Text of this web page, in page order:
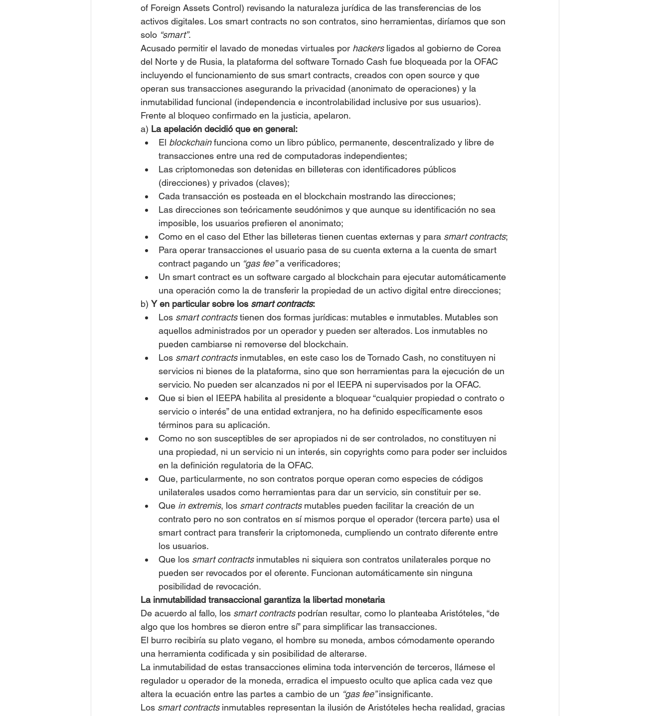
of Foreign Assets Control) revisando la naturaleza jurídica de las transferencias de los
activos digitales. Los smart contracts no son contratos, sino herramientas, diríamos que son
solo “smart”.
Acusado permitir el lavado de monedas virtuales por hackers ligados al gobierno de Corea
del Norte y de Rusia, la plataforma del software Tornado Cash fue bloqueada por la OFAC
incluyendo el funcionamiento de sus smart contracts, creados con open source y que
operan sus transacciones asegurando la privacidad (anonimato de operaciones) y la
inmutabilidad funcional (independencia e incontrolabilidad inclusive por sus usuarios).
Frente al bloqueo confirmado en la justicia, apelaron.
a) La apelación decidió que en general:
El blockchain funciona como un libro público, permanente, descentralizado y libre de
transacciones entre una red de computadoras independientes;
Las criptomonedas son detenidas en billeteras con identificadores públicos
(direcciones) y privados (claves);
Cada transacción es posteada en el blockchain mostrando las direcciones;
Las direcciones son teóricamente seudónimos y que aunque su identificación no sea
imposible, los usuarios prefieren el anonimato;
Como en el caso del Ether las billeteras tienen cuentas externas y para smart contracts;
Para operar transacciones el usuario pasa de su cuenta externa a la cuenta de smart
contract pagando un “gas fee” a verificadores;
Un smart contract es un software cargado al blockchain para ejecutar automáticamente
una operación como la de transferir la propiedad de un activo digital entre direcciones;
b) Y en particular sobre los smart contracts:
Los smart contracts tienen dos formas jurídicas: mutables e inmutables. Mutables son
aquellos administrados por un operador y pueden ser alterados. Los inmutables no
pueden cambiarse ni removerse del blockchain.
Los smart contracts inmutables, en este caso los de Tornado Cash, no constituyen ni
servicios ni bienes de la plataforma, sino que son herramientas para la ejecución de un
servicio. No pueden ser alcanzados ni por el IEEPA ni supervisados por la OFAC.
Que si bien el IEEPA habilita al presidente a bloquear “cualquier propiedad o contrato o
servicio o interés” de una entidad extranjera, no ha definido específicamente esos
términos para su aplicación.
Como no son susceptibles de ser apropiados ni de ser controlados, no constituyen ni
una propiedad, ni un servicio ni un interés, sin copyrights como para poder ser incluidos
en la definición regulatoria de la OFAC.
Que, particularmente, no son contratos porque operan como especies de códigos
unilaterales usados como herramientas para dar un servicio, sin constituir per se.
Que in extremis, los smart contracts mutables pueden facilitar la creación de un
contrato pero no son contratos en sí mismos porque el operador (tercera parte) usa el
smart contract para transferir la criptomoneda, cumpliendo un contrato diferente entre
los usuarios.
Que los smart contracts inmutables ni siquiera son contratos unilaterales porque no
pueden ser revocados por el oferente. Funcionan automáticamente sin ninguna
posibilidad de revocación.
La inmutabilidad transaccional garantiza la libertad monetaria
De acuerdo al fallo, los smart contracts podrían resultar, como lo planteaba Aristóteles, “de
algo que los hombres se dieron entre sí” para simplificar las transacciones.
El burro recibiría su plato vegano, el hombre su moneda, ambos cómodamente operando
una herramienta codificada y sin posibilidad de alterarse.
La inmutabilidad de estas transacciones elimina toda intervención de terceros, llámese el
regulador u operador de la moneda, erradica el impuesto oculto que aplica cada vez que
altera la ecuación entre las partes a cambio de un “gas fee” insignificante.
Los smart contracts inmutables representan la ilusión de Aristóteles hecha realidad, gracias